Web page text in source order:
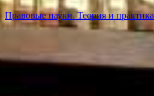
Правовые науки. Теория и практика